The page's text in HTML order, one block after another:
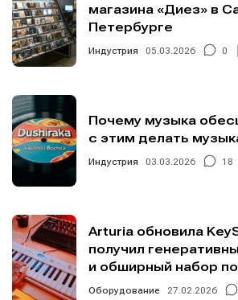
магазина «Диез» в
Петербурге
Индустрия 05.03.2026 0
Почему музыка
с этим делать
Индустрия 03.03.2026 18
Arturia обновила
получил
и обширный набор
Оборудование 27.02.2026